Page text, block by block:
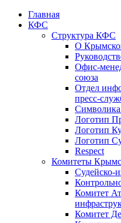
Главная
КФС
Структура КФС
О
Офис-
союза
Отдел
пресс-
Символика
Логотип
Логотип
Логотип
Respect
Комитеты
Судейско-
Комитет
Комитет